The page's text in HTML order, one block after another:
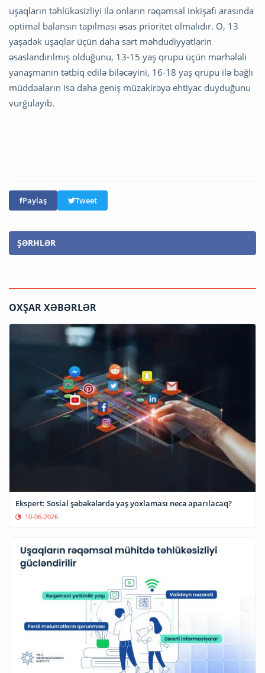
uşaqların təhlükəsizliyi ilə onların rəqəmsal inkişafı arasında
optimal balansın tapılması əsas prioritet olmalıdır. O, 13
yaşadək uşaqlar üçün daha sərt məhdudiyyətlərin
əsaslandırılmış olduğunu, 13-15 yaş qrupu üçün mərhələli
yanaşmanın tətbiq edilə biləcəyini, 16-18 yaş qrupu ilə bağlı
müddəaların isə daha geniş müzakirəyə ehtiyac duyduğunu
vurğulayıb.
Paylaş Tweet
ŞƏRHLƏR
OXŞAR XƏBƏRLƏR
Ekspert: Sosial şəbəkələrdə yaş yoxlaması necə aparılacaq?
10-06-2026